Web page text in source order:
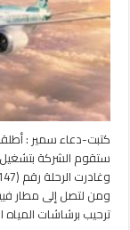
كتبت-دعاء سمير : أطلقت
ستقوم الشركة بتشغيل
ترحيب برشاشات المياه